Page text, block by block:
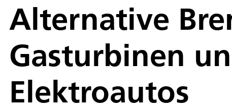
Alternative
Gasturbinen
Elektroautos